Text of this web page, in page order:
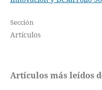
Sección
Artículos
Artículos más leídos